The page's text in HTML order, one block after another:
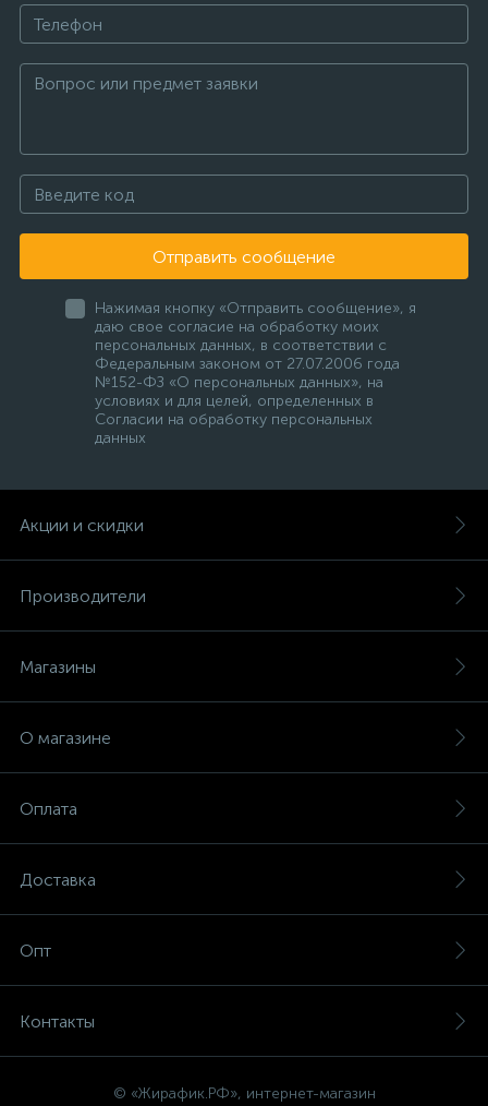
Отправить сообщение
Нажимая кнопку «Отправить сообщение», я
даю свое согласие на обработку моих
персональных данных, в соответствии с
Федеральным законом от 27.07.2006 года
№152-ФЗ «О персональных данных», на
условиях и для целей, определенных в
Согласии на обработку персональных
данных
Акции и скидки
Производители
Магазины
О магазине
Оплата
Доставка
Опт
Контакты
© «Жирафик.РФ», интернет-магазин